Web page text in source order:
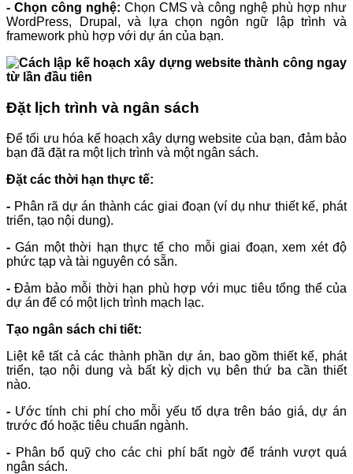
- Chọn công nghệ: Chọn CMS và công nghệ phù hợp như
WordPress, Drupal, và lựa chọn ngôn ngữ lập trình và
framework phù hợp với dự án của bạn.
Đặt lịch trình và ngân sách
Để tối ưu hóa kế hoạch xây dựng website của bạn, đảm bảo
bạn đã đặt ra một lịch trình và một ngân sách.
Đặt các thời hạn thực tế:
- Phân rã dự án thành các giai đoạn (ví dụ như thiết kế, phát
triển, tạo nội dung).
-Gán một thời hạn thực tế cho mỗi giai đoạn, xem xét độ
phức tạp và tài nguyên có sẵn.
-Đảm bảo mỗi thời hạn phù hợp với mục tiêu tổng thể của
dự án để có một lịch trình mạch lạc.
Tạo ngân sách chi tiết:
Liệt kê tất cả các thành phần dự án, bao gồm thiết kế, phát
triển, tạo nội dung và bất kỳ dịch vụ bên thứ ba cần thiết
nào.
- Ước tính chi phí cho mỗi yếu tố dựa trên báo giá, dự án
trước đó hoặc tiêu chuẩn ngành.
- Phân bổ quỹ cho các chi phí bất ngờ để tránh vượt quá
ngân sách.